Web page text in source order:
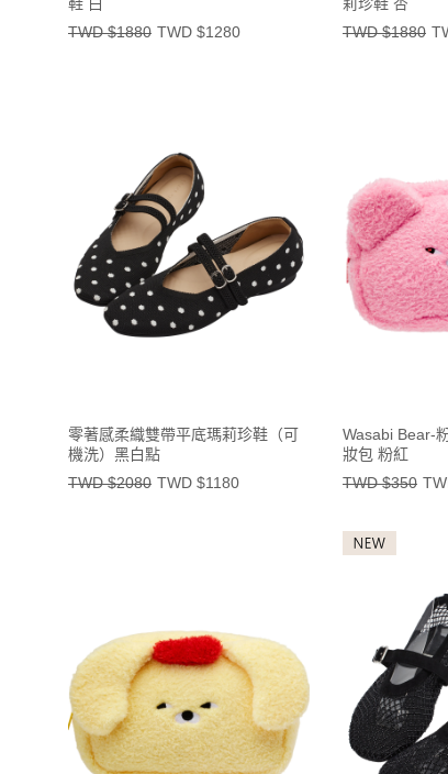
TWD $1880 TWD $1280
TWD $1880
零著感柔織雙帶平底瑪莉珍鞋（可
機洗）黑白點
TWD $2080 TWD $1180
Wasabi Bear-
妝包 粉紅
TWD $350